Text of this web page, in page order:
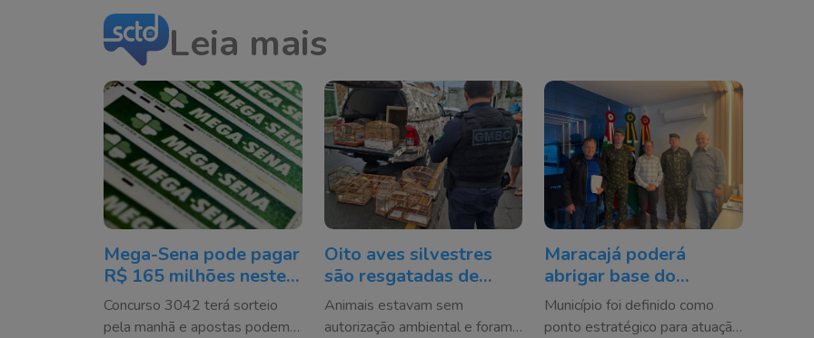
Leia mais
Mega-Sena pode pagar
R$ 165 milhões neste
domingo; veja como
apostar
Concurso 3042 terá sorteio
pela manhã e apostas podem
Oito aves silvestres
são resgatadas de
cativeiro em Balneário
Camboriú
Animais estavam sem
autorização ambiental e foram
Maracajá poderá
abrigar base do
Exército em casos de
desastres climáticos
Município foi definido como
ponto estratégico para atuação